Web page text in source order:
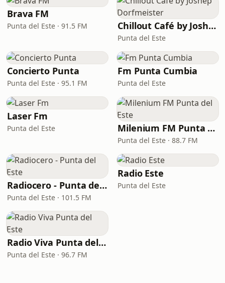
Brava FM
Punta del Este · 91.5 FM Chillout Café by Joshep Dorfmeister
Punta del Este
Concierto Punta
Punta del Este · 95.1 FM
Fm Punta Cumbia
Punta del Este
Laser Fm
Punta del Este Milenium FM Punta del Este
Punta del Este · 88.7 FM
Radiocero - Punta del Este
Punta del Este · 101.5 FM
Radio Este
Punta del Este
Radio Viva Punta del Este
Punta del Este · 96.7 FM